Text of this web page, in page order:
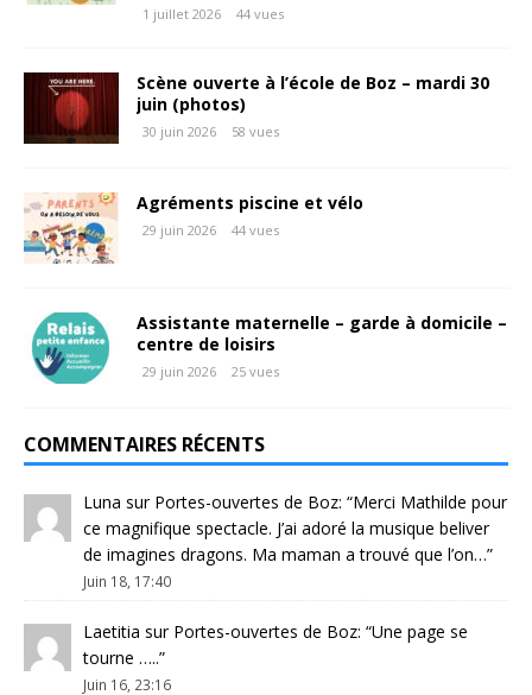
1 juillet 2026 44 vues
Scène ouverte à l’école de Boz – mardi 30
juin (photos)
30 juin 2026 58 vues
Agréments piscine et vélo
29 juin 2026 44 vues
Assistante maternelle – garde à domicile –
centre de loisirs
29 juin 2026 25 vues
COMMENTAIRES RÉCENTS
Luna sur Portes-ouvertes de Boz: “Merci Mathilde pour
ce magnifique spectacle. J’ai adoré la musique beliver
de imagines dragons. Ma maman a trouvé que l’on…”
Juin 18, 17:40
Laetitia sur Portes-ouvertes de Boz: “Une page se
tourne …..”
Juin 16, 23:16